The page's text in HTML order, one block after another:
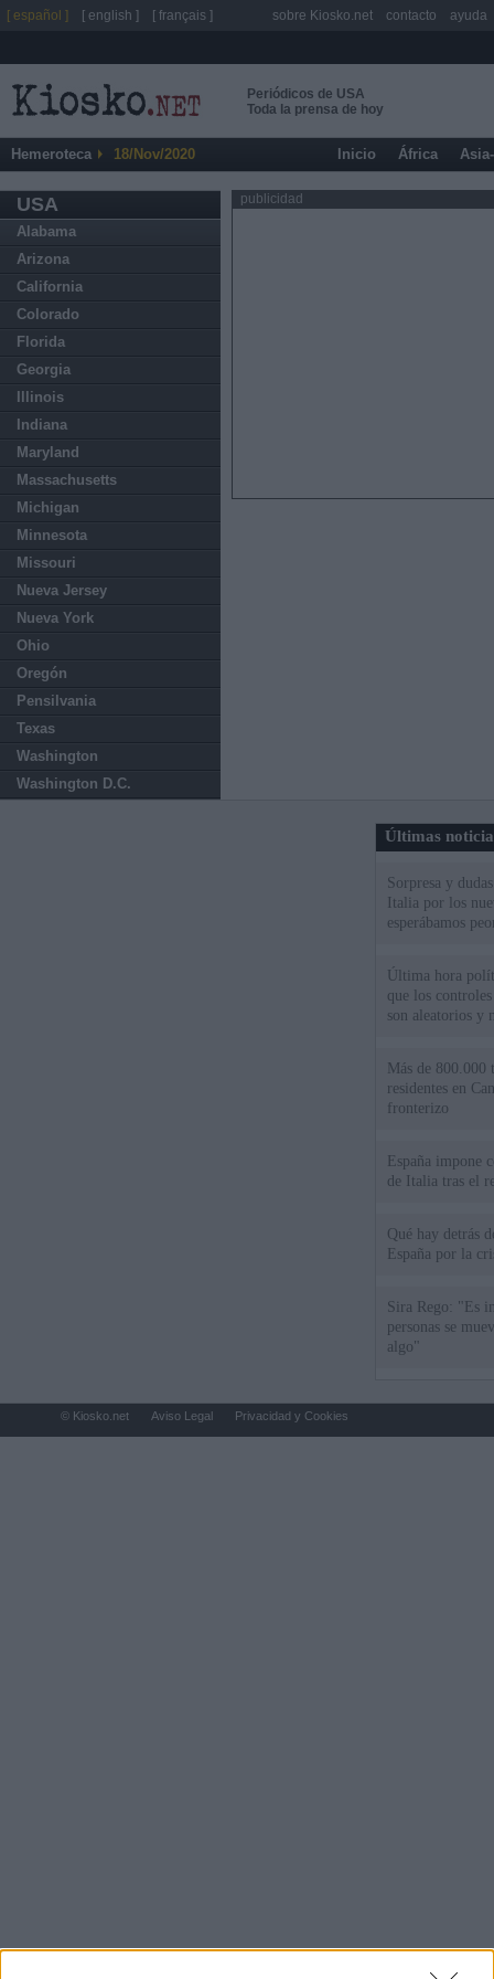
Periódicos de USA
Toda la prensa de hoy
Hemeroteca 18/Nov/2020 Inicio África
USA
Alabama
Arizona
California
Colorado
Florida
Georgia
Illinois
Indiana
Maryland
Massachusetts
Michigan
Minnesota
Missouri
Nueva Jersey
Nueva York
Ohio
Oregón
Pensilvania
Texas
Washington
Washington D.C.
publicidad
Últimas
Sorpresa y
Italia por los
esperábamos
Última hora
que los
son aleatorios y
Más de 800.000
residentes en
fronterizo
España impone
de Italia tras el
Qué hay detrás
España por la
Sira Rego: "Es
personas se
algo"
[ español ] [ english ] [ français ] sobre Kiosko.net contacto ayuda
© Kiosko.net Aviso Legal Privacidad y Cookies